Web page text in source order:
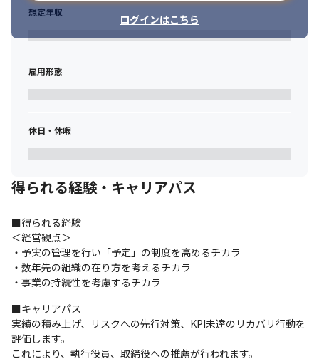
■データ分析力
・KPI設定や分析ツール（Tableau、PowerBI等）の活用経験
・部門単位での予算管理やPL管理の経験・知識
■デジタルマーケティングの知識
・メンバーとコミュニケーションを取りながら繋がりを作りたい
・新しい技術を自分のものにしたいと思う方
・「誰かがやるだろう」ではなく「私がやってみよう」と思う方
・自分が働きやすい職場環境を作りたいと思っている方
＜幹部候補に求める人物像＞
・予定と実績を厳しく追及し、成果を出すことに努力を重ねるこ
とができる方
・リスクを考慮できる方
・目標未達に対し、常にリカバリを考え、迅速に行動に移せる方
・会社に対し、正当な報酬を要求できる方
・仕事を楽しみたいと考えている方
ログインはこちら
想定年収
雇用形態
休日・休暇
得られる経験・キャリアパス
■得られる経験
＜経営観点＞
・予実の管理を行い「予定」の制度を高めるチカラ
・数年先の組織の在り方を考えるチカラ
・事業の持続性を考慮するチカラ
■キャリアパス
実績の積み上げ、リスクへの先行対策、KPI未達のリカバリ行動を
評価します。
これにより、執行役員、取締役への推薦が行われます。